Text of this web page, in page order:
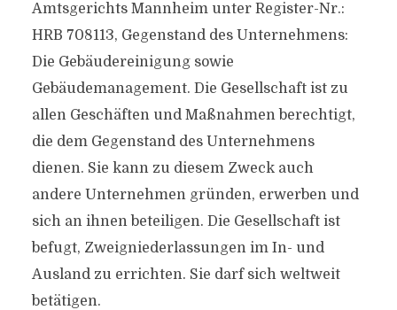
Amtsgerichts Mannheim unter Register-Nr.:
HRB 708113, Gegenstand des Unternehmens:
Die Gebäudereinigung sowie
Gebäudemanagement. Die Gesellschaft ist zu
allen Geschäften und Maßnahmen berechtigt,
die dem Gegenstand des Unternehmens
dienen. Sie kann zu diesem Zweck auch
andere Unternehmen gründen, erwerben und
sich an ihnen beteiligen. Die Gesellschaft ist
befugt, Zweigniederlassungen im In- und
Ausland zu errichten. Sie darf sich weltweit
betätigen.